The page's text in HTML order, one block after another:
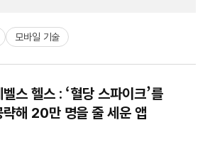
모바일 기술
벨스 헬스 : ‘혈당 스파이크’를
략해 20만 명을 줄 세운 앱